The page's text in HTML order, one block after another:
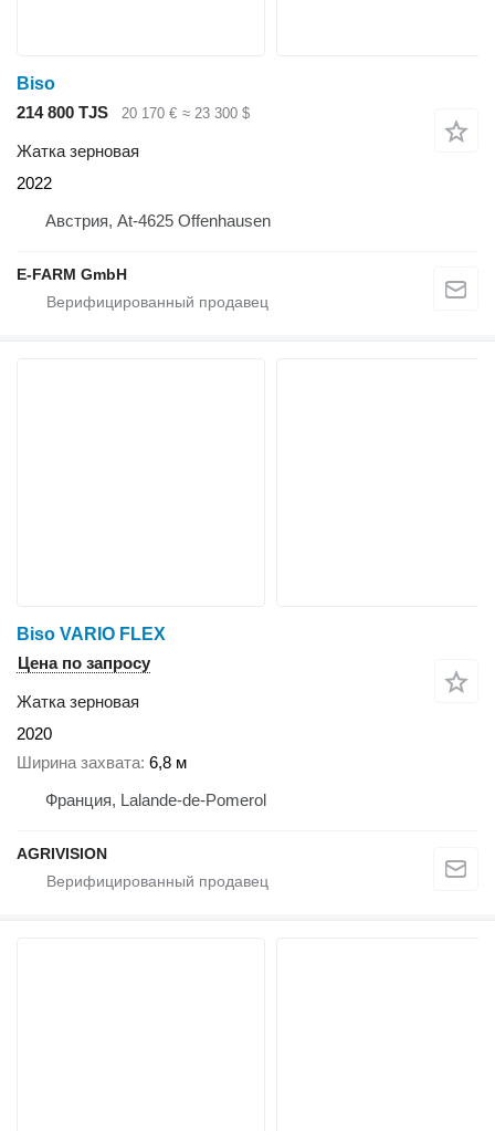
Biso
214 800 TJS
20 170 € ≈ 23 300 $
Жатка зерновая
2022
Австрия, At-4625 Offenhausen
E-FARM GmbH
Biso VARIO FLEX
Цена по запросу
Жатка зерновая
2020
Ширина захвата 6,8 м
Франция, Lalande-de-Pomerol
AGRIVISION